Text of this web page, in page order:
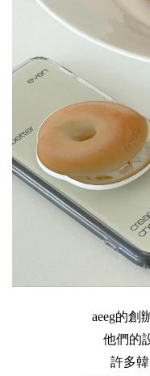
aeeg的創
他們的
許多